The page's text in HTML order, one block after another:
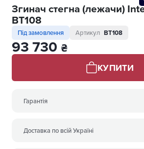
Згинач стегна (лежачи)
BT108
Під замовлення Артикул BT108
93 730 ₴
КУПИТИ
Гарантія
Доставка по всій Україні